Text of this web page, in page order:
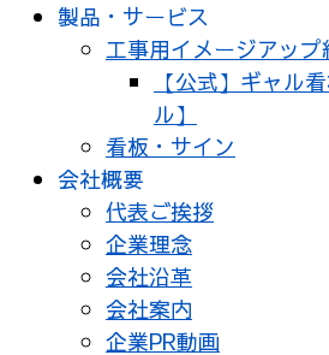
製品・サービス
工事用イメージアッ
【公式】ギャル
ル】
看板・サイン
会社概要
代表ご挨拶
企業理念
会社沿革
会社案内
企業PR動画